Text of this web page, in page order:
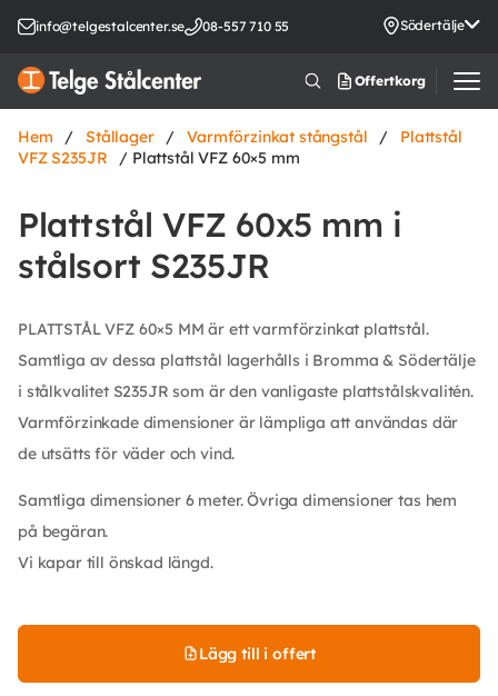
info@telgestalcenter.se 08-557 710 55 Södertälje
Offertkorg
Hem / Stållager / Varmförzinkat stångstål /
Plattstål
VFZ S235JR
/ Plattstål VFZ 60×5 mm
Plattstål VFZ 60x5 mm i
stålsort S235JR
PLATTSTÅL VFZ 60×5 MM är ett varmförzinkat plattstål.
Samtliga av dessa plattstål lagerhålls i Bromma & Södertälje
i stålkvalitet S235JR som är den vanligaste plattstålskvalitén.
Varmförzinkade dimensioner är lämpliga att användas där
de utsätts för väder och vind.
Samtliga dimensioner 6 meter. Övriga dimensioner tas hem
på begäran.
Vi kapar till önskad längd.
Lägg till i offert